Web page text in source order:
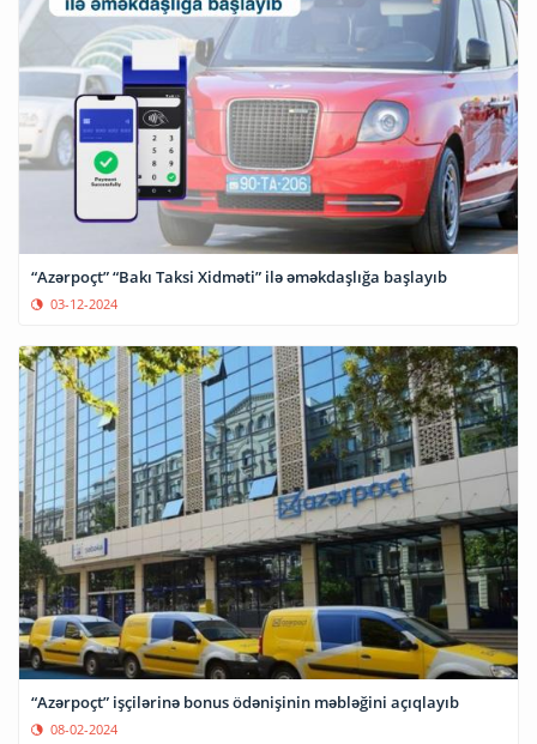
“Azərpoçt” “Bakı Taksi Xidməti” ilə əməkdaşlığa başlayıb
03-12-2024
“Azərpoçt” işçilərinə bonus ödənişinin məbləğini açıqlayıb
08-02-2024